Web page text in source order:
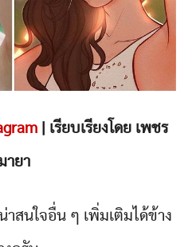
| เรียบเรียงโดย เพชร
ายา
าสนใจอื่น ๆ เพิ่มเติมได้ข้าง